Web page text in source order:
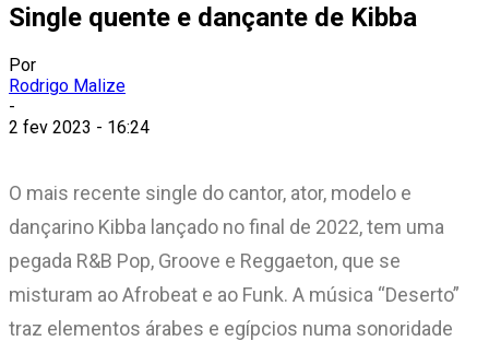
Single quente e dançante de Kibba
Por
Rodrigo Malize
-
2 fev 2023 - 16:24
O mais recente single do cantor, ator, modelo e
dançarino Kibba lançado no final de 2022, tem uma
pegada R&B Pop, Groove e Reggaeton, que se
misturam ao Afrobeat e ao Funk. A música “Deserto”
traz elementos árabes e egípcios numa sonoridade